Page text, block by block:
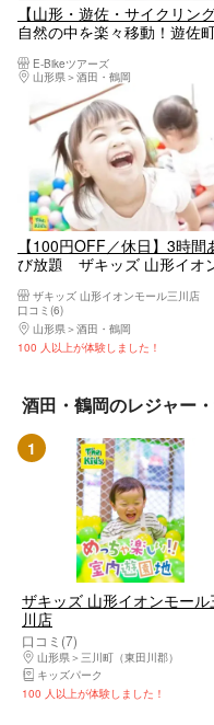
【山形・遊佐・サイクリング
自然の中を楽々移動！遊佐
E-Bikeツアーズ
山形県
酒田・鶴岡
【100円OFF／休日】3時間
び放題 ザキッズ 山形イオ
ザキッズ 山形イオンモール三川店
口コミ(6)
山形県
酒田・鶴岡
100 人以上が体験しました！
酒田・鶴岡のレジャー
1
ザキッズ 山形イオンモール
川店
口コミ(7)
山形県
三川町（東田川郡）
キッズパーク
100 人以上が体験しました！